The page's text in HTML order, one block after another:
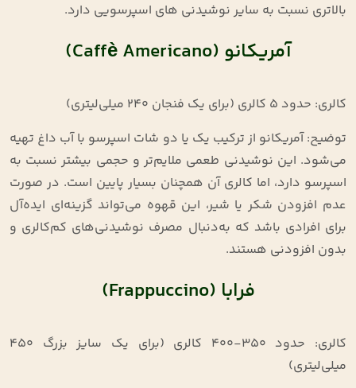
بالاتری نسبت به سایر نوشیدنی‌ های اسپرسویی دارد.
آمریکانو (Caffè Americano)
کالری: حدود ۵ کالری (برای یک فنجان ۲۴۰ میلی‌لیتری)
توضیح: آمریکانو از ترکیب یک یا دو شات اسپرسو با آب داغ تهیه
می‌شود. این نوشیدنی طعمی ملایم‌تر و حجمی بیشتر نسبت به
اسپرسو دارد، اما کالری آن همچنان بسیار پایین است. در صورت
عدم افزودن شکر یا شیر، این قهوه می‌تواند گزینه‌ای ایده‌آل
برای افرادی باشد که به‌دنبال مصرف نوشیدنی‌های کم‌کالری و
بدون افزودنی هستند.
فرابا (Frappuccino)
کالری: حدود ۳۵۰-۴۰۰ کالری (برای یک سایز بزرگ ۴۵۰
میلی‌لیتری)